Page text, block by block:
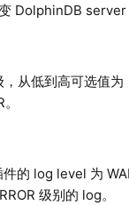
DolphinDB server
从低到高可选值为
的 log level 为
级别的 log。